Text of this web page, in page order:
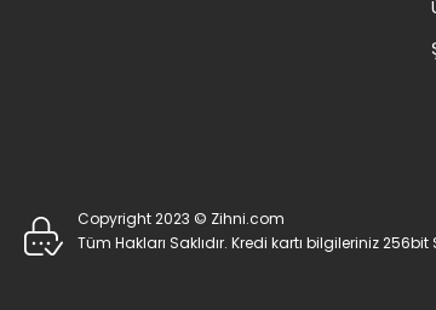
Copyright 2023 © Zihni.com
Tüm Hakları Saklıdır. Kredi kartı bilgileriniz